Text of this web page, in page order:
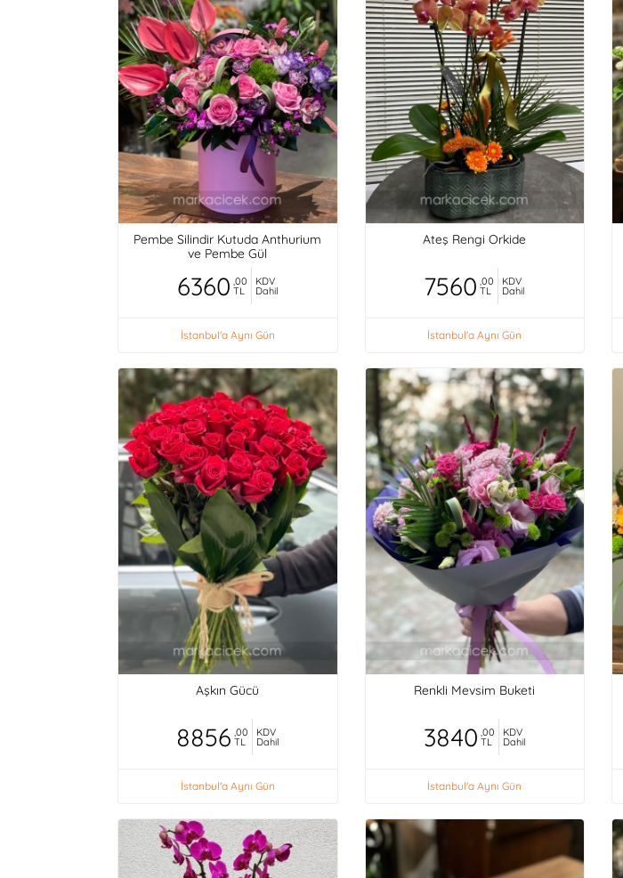
Pembe Silindir Kutuda Anthurium
ve Pembe Gül
6360 ,00
TL
KDV
Dahil
İstanbul'a Aynı Gün
Ateş Rengi Orkide
7560 ,00
TL
KDV
Dahil
İstanbul'a Aynı Gün
Aşkın Gücü
8856 ,00
TL
KDV
Dahil
İstanbul'a Aynı Gün
Renkli Mevsim Buketi
3840 ,00
TL
KDV
Dahil
İstanbul'a Aynı Gün